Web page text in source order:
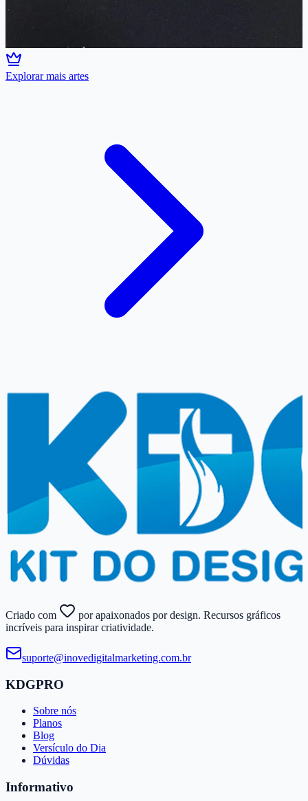
Explorar mais artes
Criado com
por apaixonados por design. Recursos gráficos
incríveis para inspirar criatividade.
suporte@​inovedigitalmarketing.​com.​br
KDGPRO
Sobre nós
Planos
Blog
Versículo do Dia
Dúvidas
Informativo